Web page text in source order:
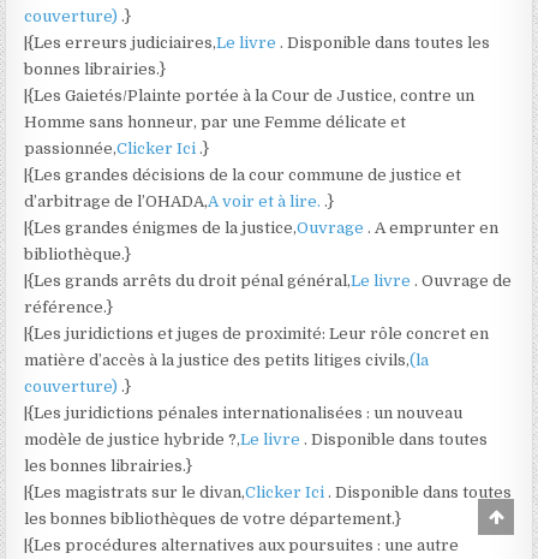
couverture) .}
|{Les erreurs judiciaires,Le livre . Disponible dans toutes les
bonnes librairies.}
|{Les Gaietés/Plainte portée à la Cour de Justice, contre un
Homme sans honneur, par une Femme délicate et
passionnée,Clicker Ici .}
|{Les grandes décisions de la cour commune de justice et
d’arbitrage de l’OHADA,A voir et à lire. .}
|{Les grandes énigmes de la justice,Ouvrage . A emprunter en
bibliothèque.}
|{Les grands arrêts du droit pénal général,Le livre . Ouvrage de
référence.}
|{Les juridictions et juges de proximité: Leur rôle concret en
matière d’accès à la justice des petits litiges civils,(la
couverture) .}
|{Les juridictions pénales internationalisées : un nouveau
modèle de justice hybride ?,Le livre . Disponible dans toutes
les bonnes librairies.}
|{Les magistrats sur le divan,Clicker Ici . Disponible dans toutes
les bonnes bibliothèques de votre département.}
|{Les procédures alternatives aux poursuites : une autre
to
Top